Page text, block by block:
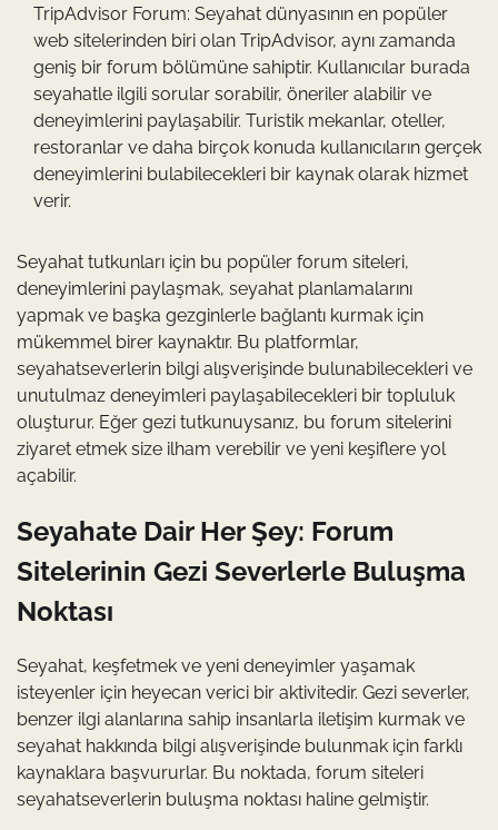
TripAdvisor Forum: Seyahat dünyasının en popüler
web sitelerinden biri olan TripAdvisor, aynı zamanda
geniş bir forum bölümüne sahiptir. Kullanıcılar burada
seyahatle ilgili sorular sorabilir, öneriler alabilir ve
deneyimlerini paylaşabilir. Turistik mekanlar, oteller,
restoranlar ve daha birçok konuda kullanıcıların gerçek
deneyimlerini bulabilecekleri bir kaynak olarak hizmet
verir.
Seyahat tutkunları için bu popüler forum siteleri,
deneyimlerini paylaşmak, seyahat planlamalarını
yapmak ve başka gezginlerle bağlantı kurmak için
mükemmel birer kaynaktır. Bu platformlar,
seyahatseverlerin bilgi alışverişinde bulunabilecekleri ve
unutulmaz deneyimleri paylaşabilecekleri bir topluluk
oluşturur. Eğer gezi tutkunuysanız, bu forum sitelerini
ziyaret etmek size ilham verebilir ve yeni keşiflere yol
açabilir.
Seyahate Dair Her Şey: Forum
Sitelerinin Gezi Severlerle Buluşma
Noktası
Seyahat, keşfetmek ve yeni deneyimler yaşamak
isteyenler için heyecan verici bir aktivitedir. Gezi severler,
benzer ilgi alanlarına sahip insanlarla iletişim kurmak ve
seyahat hakkında bilgi alışverişinde bulunmak için farklı
kaynaklara başvururlar. Bu noktada, forum siteleri
seyahatseverlerin buluşma noktası haline gelmiştir.